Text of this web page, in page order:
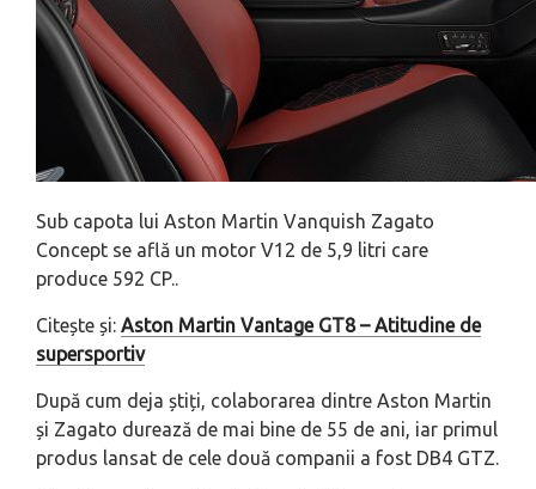
Sub capota lui Aston Martin Vanquish Zagato
Concept se află un motor V12 de 5,9 litri care
produce 592 CP..
Citește și: Aston Martin Vantage GT8 – Atitudine de
supersportiv
După cum deja știți, colaborarea dintre Aston Martin
și Zagato durează de mai bine de 55 de ani, iar primul
produs lansat de cele două companii a fost DB4 GTZ.